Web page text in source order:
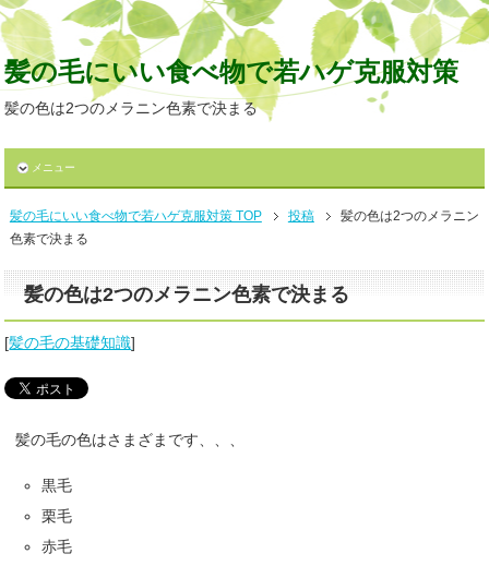
髪の毛にいい食べ物で若ハゲ克服対策
髪の色は2つのメラニン色素で決まる
メニュー
髪の毛にいい食べ物で若ハゲ克服対策 TOP 投稿
髪の色は2つのメラニン
色素で決まる
髪の色は2つのメラニン色素で決まる
[髪の毛の基礎知識]
髪の毛の色はさまざまです、、、
黒毛
栗毛
赤毛